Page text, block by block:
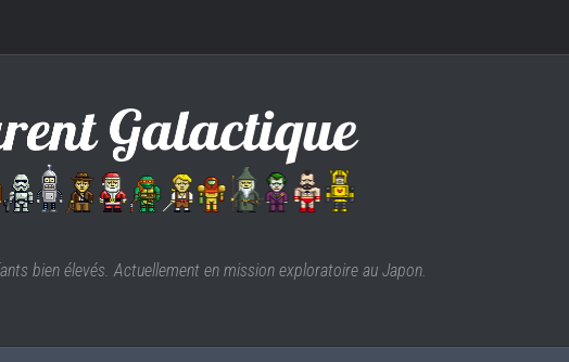
bien élevés. Actuellement en mission exploratoire au Japon.